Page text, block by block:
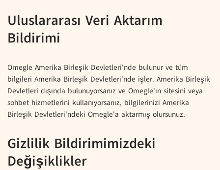
Uluslararası Veri Aktarım
Bildirimi
Omegle Amerika Birleşik Devletleri'nde bulunur ve tüm
bilgileri Amerika Birleşik Devletleri'nde işler. Amerika Birleşik
Devletleri dışında bulunuyorsanız ve Omegle'ın sitesini veya
sohbet hizmetlerini kullanıyorsanız, bilgilerinizi Amerika
Birleşik Devletleri'ndeki Omegle'a aktarmış olursunuz.
Gizlilik Bildirimimizdeki
Değişiklikler